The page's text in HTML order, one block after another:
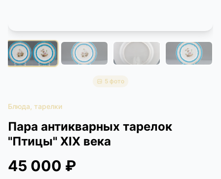
5 фото
Блюда, тарелки
Пара антикварных тарелок
"Птицы" XIX века
45 000 ₽